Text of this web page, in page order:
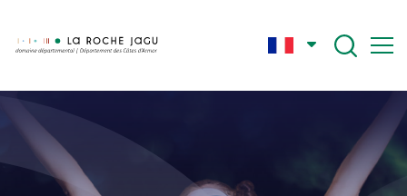
Aller
contenu
principal